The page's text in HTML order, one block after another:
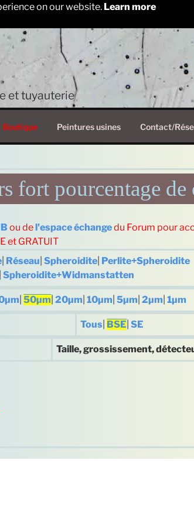
on our website. Learn more
et tuyauterie
Boutique Peintures usines Contact/
fort pourcentage de
ou del'espace échangedu Forum pour
et GRATUIT
Réseau |Spheroidite Perlite+Spheroidite
|Spheroidite+Widmanstatten
|50µm |20µm |10µm |5µm |2µm |1µm
Tous BSE |SE
Taille, grossissement,